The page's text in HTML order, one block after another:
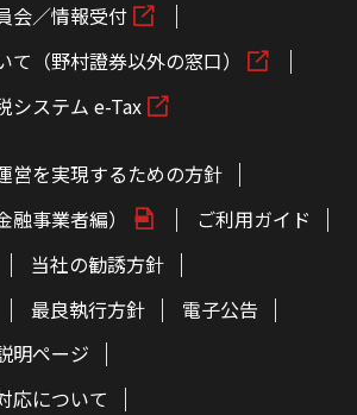
会／情報受付
て（野村證券以外の窓口）
システム e-Tax
営を実現するための方針
事業者編）
ご利用ガイド
当社の勧誘方針
最良執行方針
電子公告
明ページ
応について